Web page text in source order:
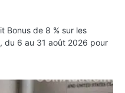
Bonus de 8 % sur les
du 6 au 31 août 2026 pour
plainte d’Apple et